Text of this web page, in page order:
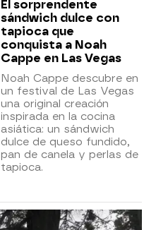
El sorprendente
sándwich dulce con
tapioca que
conquista a Noah
Cappe en Las Vegas
Noah Cappe descubre en
un festival de Las Vegas
una original creación
inspirada en la cocina
asiática: un sándwich
dulce de queso fundido,
pan de canela y perlas de
tapioca.